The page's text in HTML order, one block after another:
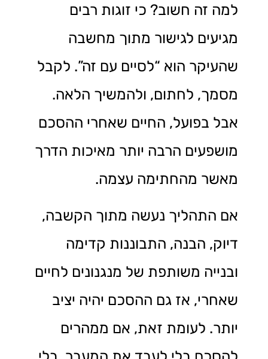
למה זה חשוב? כי זוגות רבים
מגיעים לגישור מתוך מחשבה
שהעיקר הוא “לסיים עם זה”. לקבל
מסמך, לחתום, ולהמשיך הלאה.
אבל בפועל, החיים שאחרי ההסכם
מושפעים הרבה יותר מאיכות הדרך
מאשר מהחתימה עצמה.
אם התהליך נעשה מתוך הקשבה,
דיוק, הבנה, התבוננות קדימה
ובנייה משותפת של מנגנונים לחיים
שאחרי, אז גם ההסכם יהיה יציב
יותר. לעומת זאת, אם ממהרים